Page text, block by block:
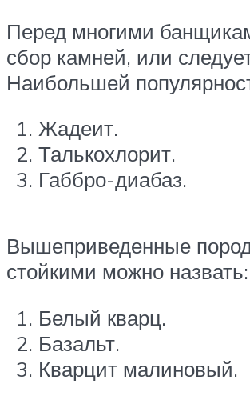
Перед многими
сбор камней, или
Наибольшей
Жадеит.
Талькохлорит.
Габбро-диабаз.
Вышеприведенные
стойкими можно назвать:
Белый кварц.
Базальт.
Кварцит малиновый.